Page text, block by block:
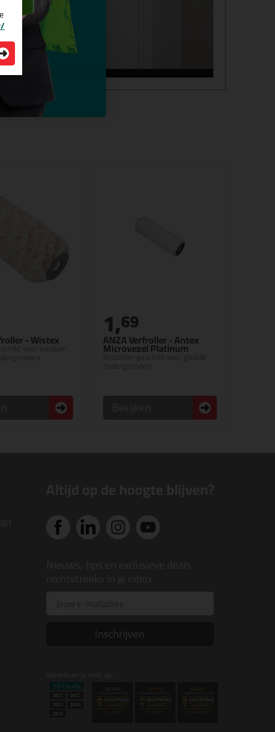
- Wistex
voor medium ANZA Verfroller - Antex
Microvezel Platinum
Bijzonder geschikt voor gladde
1,69
Inschrijven